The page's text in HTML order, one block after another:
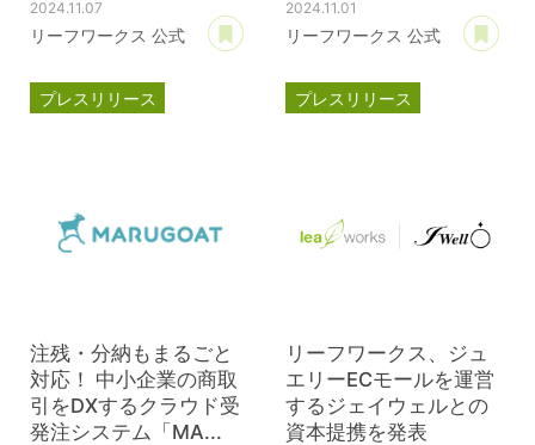
2024.11.07
リーフワークス 公式
あとで読む
プレスリリース
2024.11.01
リーフワークス 公式
プレスリリース
公式スポンサー
注残・分納もまるごと
対応！ 中小企業の商取
引をDXするクラウド受
発注システム「MA...
リーフワークス、ジュ
エリーECモールを運営
するジェイウェルとの
資本提携を発表